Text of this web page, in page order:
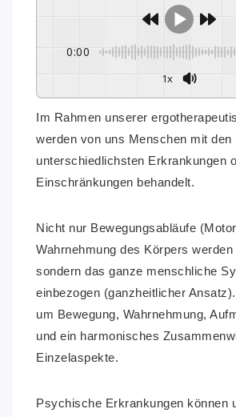
0:00
1x
Im Rahmen unserer
werden von uns Menschen mit den
unterschiedlichsten Erkrankungen
Einschränkungen behandelt.
Nicht nur Bewegungsabläufe
Wahrnehmung des Körpers
sondern das ganze menschliche
einbezogen (ganzheitlicher
um Bewegung, Wahrnehmung,
und ein harmonisches
Einzelaspekte.
Psychische Erkrankungen können